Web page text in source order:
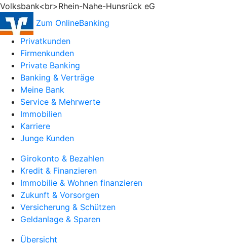
Volksbank<br>Rhein-Nahe-Hunsrück eG
Zum OnlineBanking
Privatkunden
Firmenkunden
Private Banking
Banking & Verträge
Meine Bank
Service & Mehrwerte
Immobilien
Karriere
Junge Kunden
Girokonto & Bezahlen
Kredit & Finanzieren
Immobilie & Wohnen finanzieren
Zukunft & Vorsorgen
Versicherung & Schützen
Geldanlage & Sparen
Übersicht